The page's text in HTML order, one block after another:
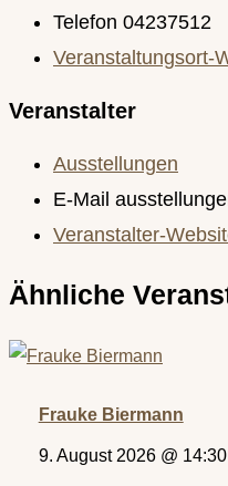
Telefon 04237512
Veranstaltungsort-
Veranstalter
Ausstellungen
E-Mail
Veranstalter-
Ähnliche
Frauke Biermann
9. August 2026 @ 14:30